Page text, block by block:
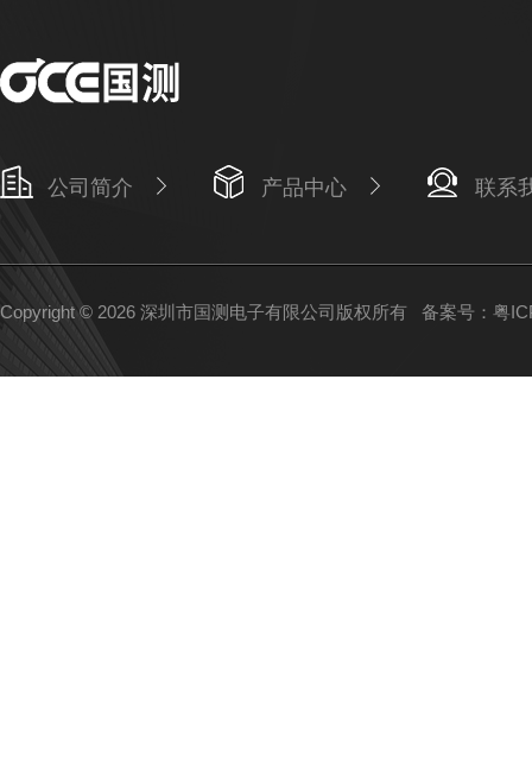
公司简介 产品中心 联系
Copyright © 2026 深圳市国测电子有限公司版权所有 备案号：粤